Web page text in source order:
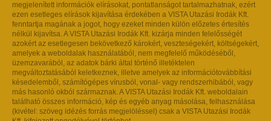
megjelenített információk elírásokat, pontatlanságot tartalmazhatnak, ezért
ezen esetleges elírások kijavítása érdekében a VISTA Utazási Irodák Kft.
fenntartja magának a jogot, hogy ezeket minden külön előzetes értesítés
nélkül kijavítsa. A VISTA Utazási Irodák Kft. kizárja minden felelősségét
azokért az esetlegesen bekövetkező károkért, veszteségekért, költségekért,
amelyek a weboldalak használatából, nem megfelelő működéséből,
üzemzavarából, az adatok bárki által történő illetéktelen
megváltoztatásából keletkeznek, illetve amelyek az információtovábbítási
késedelemből, számítógépes vírusból, vonal- vagy rendszerhibából, vagy
más hasonló okból származnak. A VISTA Utazási Irodák Kft. weboldalain
található összes információ, kép és egyéb anyag másolása, felhasználása
(kivétel: szöveg idézés forrás megjelöléssel) csak a VISTA Utazási Irodák